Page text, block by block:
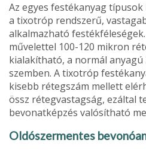
Az egyes festékanyag
a tixotróp rendsze­rű,
alkalmazható
művelettel 100-120 mikron
kialakítható, a normál
szemben. A tixotróp
kisebb rétegszám mellett
össz ré­tegvastagság, ezáltal
bevonatképzés valósítható
Oldószermentes